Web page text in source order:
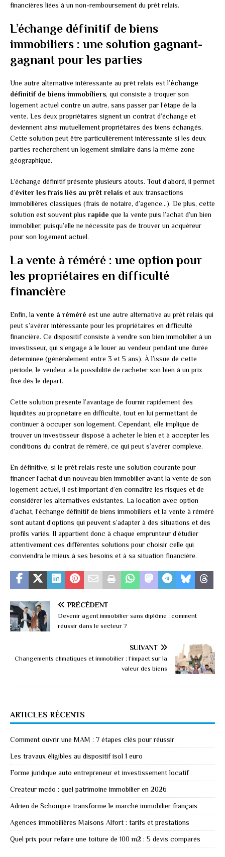
financières liées à un non-remboursement du prêt relais.
L’échange définitif de biens
immobiliers : une solution gagnant-
gagnant pour les parties
Une autre alternative intéressante au prêt relais est l’échange
définitif de biens immobiliers, qui consiste à troquer son
logement actuel contre un autre, sans passer par l’étape de la
vente. Les deux propriétaires signent un contrat d’échange et
deviennent ainsi mutuellement propriétaires des biens échangés.
Cette solution peut être particulièrement intéressante si les deux
parties recherchent un logement similaire dans la même zone
géographique.
L’échange définitif présente plusieurs atouts. Tout d’abord, il permet
d’éviter les frais liés au prêt relais et aux transactions
immobilières classiques (frais de notaire, d’agence…). De plus, cette
solution est souvent plus rapide que la vente puis l’achat d’un bien
immobilier, puisqu’elle ne nécessite pas de trouver un acquéreur
pour son logement actuel.
La vente à réméré : une option pour
les propriétaires en difficulté
financière
Enfin, la vente à réméré est une autre alternative au prêt relais qui
peut s’avérer intéressante pour les propriétaires en difficulté
financière. Ce dispositif consiste à vendre son bien immobilier à un
investisseur, qui s’engage à le louer au vendeur pendant une durée
déterminée (généralement entre 3 et 5 ans). À l’issue de cette
période, le vendeur a la possibilité de racheter son bien à un prix
fixé dès le départ.
Cette solution présente l’avantage de fournir rapidement des
liquidités au propriétaire en difficulté, tout en lui permettant de
continuer à occuper son logement. Cependant, elle implique de
trouver un investisseur disposé à acheter le bien et à accepter les
conditions du contrat de réméré, ce qui peut s’avérer complexe.
En définitive, si le prêt relais reste une solution courante pour
financer l’achat d’un nouveau bien immobilier avant la vente de son
logement actuel, il est important d’en connaître les risques et de
considérer les alternatives existantes. La location avec option
d’achat, l’échange définitif de biens immobiliers et la vente à réméré
sont autant d’options qui peuvent s’adapter à des situations et des
profils variés. Il appartient donc à chaque emprunteur d’étudier
attentivement ces différentes solutions pour choisir celle qui
conviendra le mieux à ses besoins et à sa situation financière.
PRÉCÉDENT
Devenir agent immobilier sans diplôme : comment
réussir dans le secteur ?
SUIVANT
Changements climatiques et immobilier : l’impact sur la
valeur des biens
ARTICLES RÉCENTS
Comment ouvrir une MAM : 7 étapes clés pour réussir
Les travaux éligibles au dispositif isol 1 euro
Forme juridique auto entrepreneur et investissement locatif
Createur mcdo : quel patrimoine immobilier en 2026
Adrien de Schompré transforme le marché immobilier français
Agences immobilières Maisons Alfort : tarifs et prestations
Quel prix pour refaire une toiture de 100 m2 : 5 devis comparés